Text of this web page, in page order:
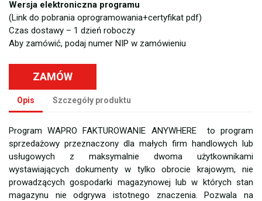
Wersja elektroniczna programu
(Link do pobrania oprogramowania+certyfikat pdf)
Czas dostawy – 1 dzień roboczy
Aby zamówić, podaj numer NIP w zamówieniu
ZAMÓW
Opis Szczegóły produktu
Program WAPRO FAKTUROWANIE ANYWHERE to program
sprzedażowy przeznaczony dla małych firm handlowych lub
usługowych z maksymalnie dwoma użytkownikami
wystawiających dokumenty w tylko obrocie krajowym, nie
prowadzących gospodarki magazynowej lub w których stan
magazynu nie odgrywa istotnego znaczenia. Pozwala na